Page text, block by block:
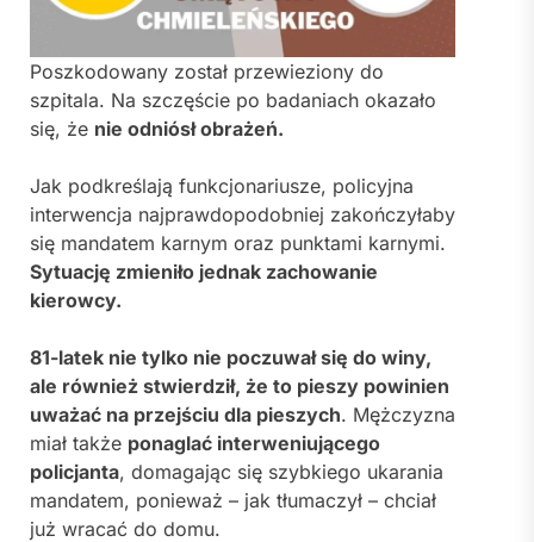
Poszkodowany został przewieziony do
szpitala. Na szczęście po badaniach okazało
się, że nie odniósł obrażeń.
Jak podkreślają funkcjonariusze, policyjna
interwencja najprawdopodobniej zakończyłaby
się mandatem karnym oraz punktami karnymi.
Sytuację zmieniło jednak zachowanie
kierowcy.
81-latek nie tylko nie poczuwał się do winy,
ale również stwierdził, że to pieszy powinien
uważać na przejściu dla pieszych. Mężczyzna
miał także ponaglać interweniującego
policjanta, domagając się szybkiego ukarania
mandatem, ponieważ – jak tłumaczył – chciał
już wracać do domu.